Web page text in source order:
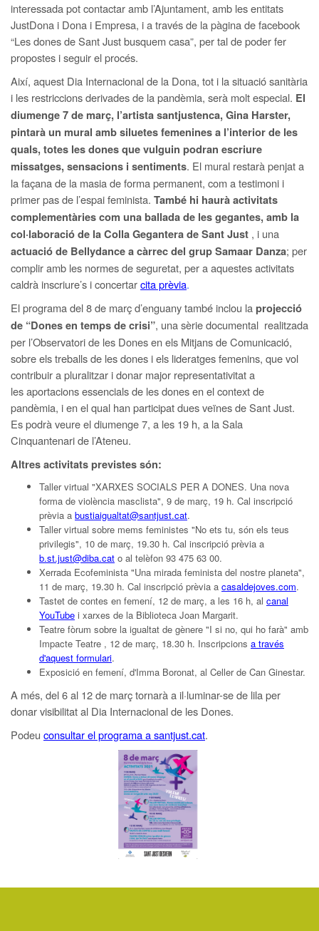
interessada pot contactar amb l’Ajuntament, amb les entitats
JustDona i Dona i Empresa, i a través de la pàgina de facebook
“Les dones de Sant Just busquem casa”, per tal de poder fer
propostes i seguir el procés.
Així, aquest Dia Internacional de la Dona, tot i la situació sanitària
i les restriccions derivades de la pandèmia, serà molt especial. El
diumenge 7 de març, l’artista santjustenca, Gina Harster,
pintarà un mural amb siluetes femenines a l’interior de les
quals, totes les dones que vulguin podran escriure
missatges, sensacions i sentiments. El mural restarà penjat a
la façana de la masia de forma permanent, com a testimoni i
primer pas de l’espai feminista. També hi haurà activitats
complementàries com una ballada de les gegantes, amb la
col·laboració de la Colla Gegantera de Sant Just , i una
actuació de Bellydance a càrrec del grup Samaar Danza; per
complir amb les normes de seguretat, per a aquestes activitats
caldrà inscriure’s i concertarcita prèvia.
El programa del 8 de març d’enguany també inclou laprojecció
de “Dones en temps de crisi”, una sèrie documental realitzada
per l’Observatori de les Dones en els Mitjans de Comunicació,
sobre els treballs de les dones i els lideratges femenins, que vol
contribuir a pluralitzar i donar major representativitat a
les aportacions essencials de les dones en el context de
pandèmia, i en el qual han participat dues veïnes de Sant Just.
Es podrà veure el diumenge 7, a les 19 h, a la Sala
Cinquantenari de l’Ateneu.
Altres activitats previstes són:
Taller virtual "XARXES SOCIALS PER A DONES. Una nova
forma de violència masclista", 9 de març, 19 h. Cal inscripció
prèvia a bustiaigualtat@santjust.cat.
Taller virtual sobre mems feministes "No ets tu, són els teus
privilegis", 10 de març, 19.30 h. Cal inscripció prèvia a
b.st.just@diba.cat o al telèfon 93 475 63 00.
Xerrada Ecofeminista "Una mirada feminista del nostre planeta",
11 de març, 19.30 h. Cal inscripció prèvia a casaldejoves.com.
Tastet de contes en femení, 12 de març, a les 16 h, al canal
YouTube i xarxes de la Biblioteca Joan Margarit.
Teatre fòrum sobre la igualtat de gènere "I si no, qui ho farà" amb
Impacte Teatre , 12 de març, 18.30 h. Inscripcions a través
d'aquest formulari.
Exposició en femení, d'Imma Boronat, al Celler de Can Ginestar.
A més, del 6 al 12 de març tornarà a il·luminar-se de lila per
donar visibilitat al Dia Internacional de les Dones.
Podeu consultar el programa a santjust.cat.